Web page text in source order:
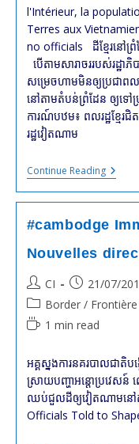
l'Intérieur, la
Terres aux
no officials ដី​ខ្មែរ​នៅ​ព្
បើ​តាម​សារាចររបស់​រដ្ឋា​
សម្រេច​ហាម​មិន​ឲ្យ​ប្រជា​ពល​
នៅតាមតំបន់​ព្រំដែន​ ឲ្យ​ទៅ​
ការណ៍បឋម៖ ពល​រដ្ឋ​ខ្មែ
រដ្ឋ​វៀតណាម​​
Continue Reading
:
Du
Pays
#cambodge
Nouvelles
Post
author:
CI
Post
published:
21/07/
Post
category:
Border / Frontière
Reading1 min read
អគ្គស្នងការនគរបាលជាតិប
ស្រាយ​បញ្ហាអន្តោប្រវេស
ឈប់ជួលដី​ឲ្យ​វៀតណាម​នៅ​
Officials Told to